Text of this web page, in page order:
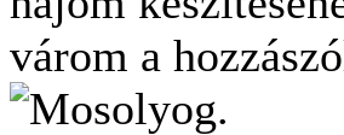
várom a
.